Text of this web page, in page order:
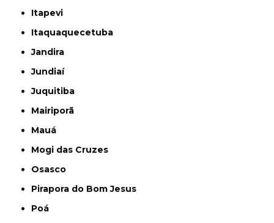
Itapevi
Itaquaquecetuba
Jandira
Jundiaí
Juquitiba
Mairiporã
Mauá
Mogi das Cruzes
Osasco
Pirapora do Bom Jesus
Poá